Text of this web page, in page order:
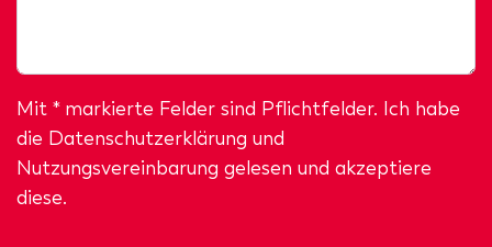
Mit * markierte Felder sind Pflichtfelder. Ich habe
die Datenschutzerklärung und
Nutzungsvereinbarung gelesen und akzeptiere
diese.